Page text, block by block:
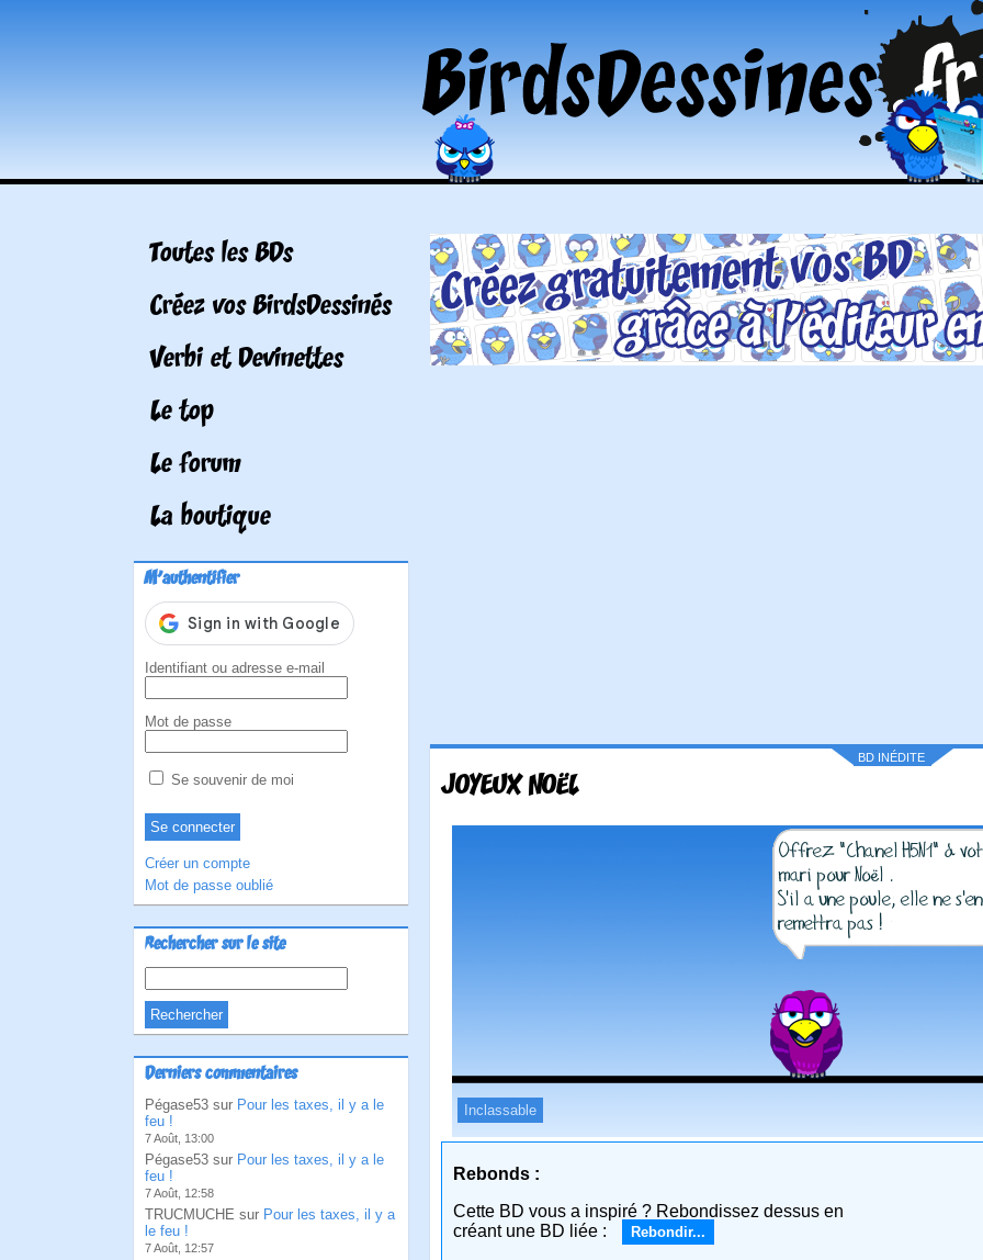
Toutes les BDs
Créez vos BirdsDessinés
Verbi et Devinettes
Le top
Le forum
La boutique
M'authentifier
Identifiant ou adresse e-mail
Mot de passe
Se souvenir de moi
Créer un compte
Mot de passe oublié
Rechercher sur le site
Derniers commentaires
Pégase53 sur Pour les taxes, il y a le
feu !
7 Août, 13:00
Pégase53 sur Pour les taxes, il y a le
feu !
7 Août, 12:58
TRUCMUCHE sur Pour les taxes, il y a
le feu !
7 Août, 12:57
BD INÉDITE
JOYEUX NOËL
Inclassable
Rebonds :
Cette BD vous a inspiré ? Rebondissez dessus en
créant une BD liée :
Rebondir...